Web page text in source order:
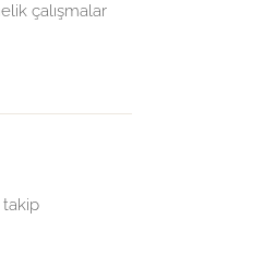
çalışmalar
takip